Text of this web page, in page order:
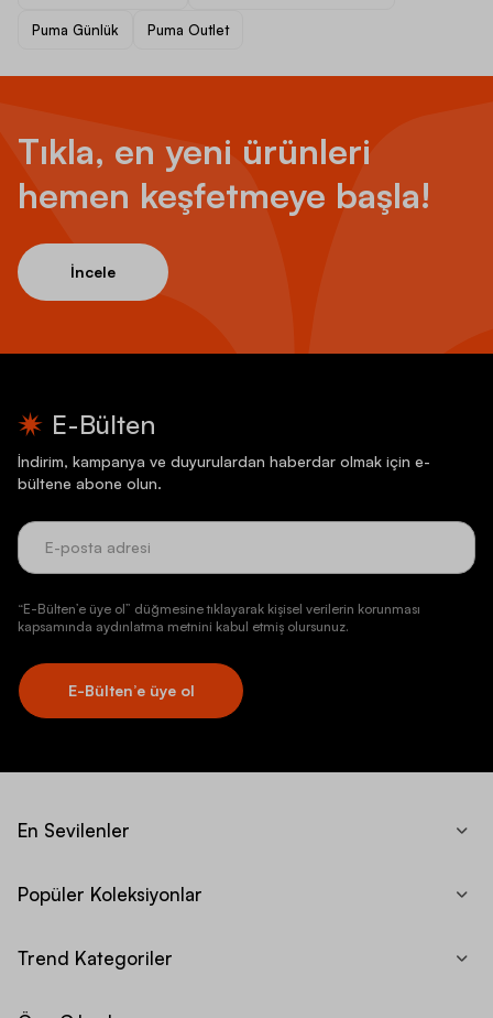
Puma Günlük Puma Outlet
Tıkla, en yeni ürünleri
hemen keşfetmeye başla!
İncele
E-Bülten
İndirim, kampanya ve duyurulardan haberdar olmak için e-
bültene abone olun.
“E-Bülten’e üye ol” düğmesine tıklayarak kişisel verilerin korunması
kapsamında aydınlatma metnini kabul etmiş olursunuz.
E-Bülten’e üye ol
En Sevilenler
Popüler Koleksiyonlar
Trend Kategoriler